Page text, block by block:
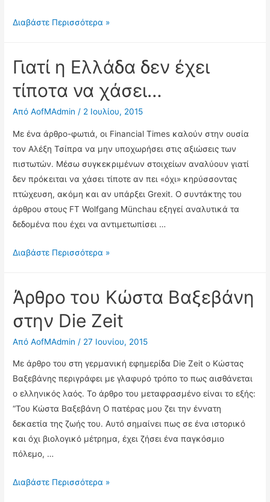
Από
στην…
Προσωπική
ανάπτυξη!
By
Διαβάστε Περισσότερα »
Γιατί η Ελλάδα δεν έχει
τίποτα να χάσει…
Από AofMAdmin / 2 Ιουλίου, 2015
Με ένα άρθρο-φωτιά, οι Financial Times καλούν στην ουσία
τον Αλέξη Τσίπρα να μην υποχωρήσει στις αξιώσεις των
πιστωτών. Μέσω συγκεκριμένων στοιχείων αναλύουν γιατί
δεν πρόκειται να χάσει τίποτε αν πει «όχι» κηρύσσοντας
πτώχευση, ακόμη και αν υπάρξει Grexit. Ο συντάκτης του
άρθρου στους FT Wolfgang Münchau εξηγεί αναλυτικά τα
δεδομένα που έχει να αντιμετωπίσει …
Γιατί
δεν
τίποτα
να
Διαβάστε Περισσότερα »
Άρθρο του Κώστα Βαξεβάνη
στην Die Zeit
Από AofMAdmin / 27 Ιουνίου, 2015
Με άρθρο του στη γερμανική εφημερίδα Die Zeit ο Κώστας
Βαξεβάνης περιγράφει με γλαφυρό τρόπο το πως αισθάνεται
ο ελληνικός λαός. Το άρθρο του μεταφρασμένο είναι το εξής:
“Του Κώστα Βαξεβάνη Ο πατέρας μου ζει την έννατη
δεκαετία της ζωής του. Αυτό σημαίνει πως σε ένα ιστορικό
και όχι βιολογικό μέτρημα, έχει ζήσει ένα παγκόσμιο
πόλεμο, …
Άρθρο
Διαβάστε Περισσότερα »